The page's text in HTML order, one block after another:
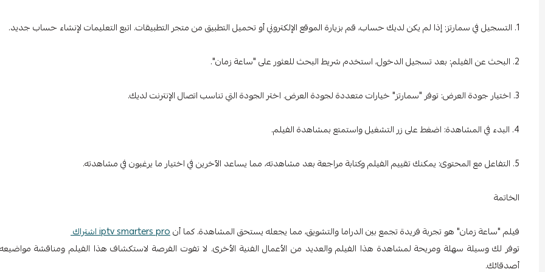
1. التسجيل في سمارتز: إذا لم يكن لديك حساب، قم بزيارة الموقع الإلكتروني أو تحميل التطبيق من متجر التطبيقات. اتبع التعليمات لإنشاء حساب جديد.
2. البحث عن الفيلم: بعد تسجيل الدخول، استخدم شريط البحث للعثور على "ساعة زمان".
3. اختيار جودة العرض: توفر "سمارتز" خيارات متعددة لجودة العرض. اختر الجودة التي تناسب اتصال الإنترنت لديك.
4. البدء في المشاهدة: اضغط على زر التشغيل واستمتع بمشاهدة الفيلم.
5. التفاعل مع المحتوى: يمكنك تقييم الفيلم وكتابة مراجعة بعد مشاهدته، مما يساعد الآخرين في اختيار ما يرغبون في مشاهدته.
الخاتمة
فيلم "ساعة زمان" هو تجربة فريدة تجمع بين الدراما والتشويق، مما يجعله يستحق المشاهدة. كما أنiptv smarters pro اشتراك
توفر لك وسيلة سهلة ومريحة لمشاهدة هذا الفيلم والعديد من الأعمال الفنية الأخرى. لا تفوت الفرصة لاستكشاف هذا الفيلم ومناقشة
أصدقائك.